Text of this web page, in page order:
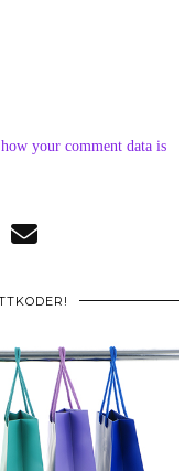
your comment data is